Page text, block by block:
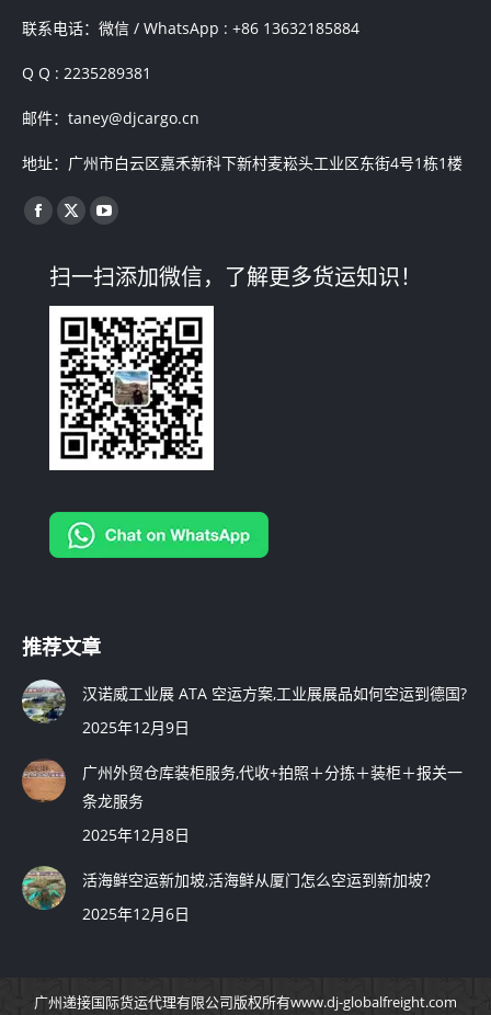
联系电话：微信 / WhatsApp : +86 13632185884
Q Q : 2235289381
邮件：taney@djcargo.cn
地址：广州市白云区嘉禾新科下新村麦崧头工业区东街4号1栋1楼
找到我们：
Facebook
opens
in
new
window
X
opens
in
new
window
YouTube
opens
in
new
window
扫一扫添加微信，了解更多货运知识！
推荐文章
汉诺威工业展 ATA 空运方案,工业展展品如何空运到德国?
2025年12月9日
广州外贸仓库装柜服务,代收+拍照＋分拣＋装柜＋报关一
条龙服务
2025年12月8日
活海鲜空运新加坡,活海鲜从厦门怎么空运到新加坡？
2025年12月6日
广州递接国际货运代理有限公司版权所有www.dj-globalfreight.com